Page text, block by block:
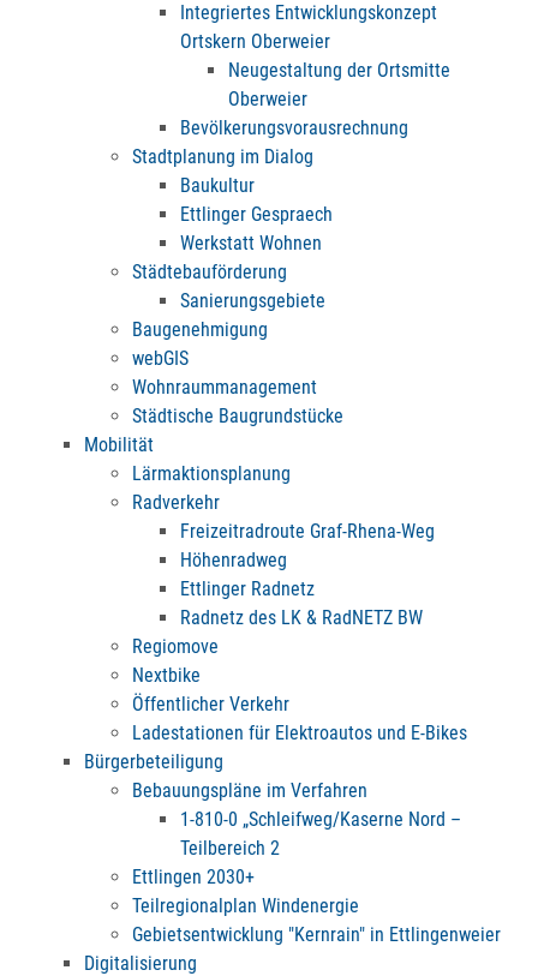
Integriertes Entwicklungskonzept
Ortskern Oberweier
Neugestaltung der Ortsmitte
Oberweier
Bevölkerungsvorausrechnung
Stadtplanung im Dialog
Baukultur
Ettlinger Gespraech
Werkstatt Wohnen
Städtebauförderung
Sanierungsgebiete
Baugenehmigung
webGIS
Wohnraummanagement
Städtische Baugrundstücke
Mobilität
Lärmaktionsplanung
Radverkehr
Freizeitradroute Graf-Rhena-Weg
Höhenradweg
Ettlinger Radnetz
Radnetz des LK & RadNETZ BW
Regiomove
Nextbike
Öffentlicher Verkehr
Ladestationen für Elektroautos und E-Bikes
Bürgerbeteiligung
Bebauungspläne im Verfahren
1-810-0 „Schleifweg/Kaserne Nord –
Teilbereich 2
Ettlingen 2030+
Teilregionalplan Windenergie
Gebietsentwicklung "Kernrain" in Ettlingenweier
Digitalisierung